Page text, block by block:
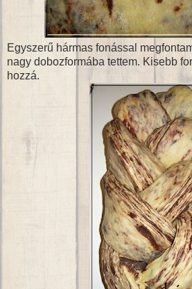
Egyszerű hármas fonással
nagy dobozformába tettem. Kisebb
hozzá.